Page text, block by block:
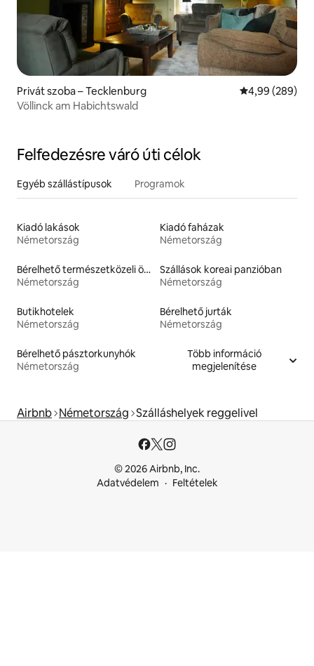
Privát szoba – Tecklenburg Átlagos
4,99 (289)
Völlinck am Habichtswald
Felfedezésre váró úti célok
Egyéb szállástípusok Programok
Kiadó lakások
Németország
Kiadó faházak
Németország
Bérelhető természetközeli ökoszállások
Németország
Szállások koreai panzióban
Németország
Butikhotelek
Németország
Bérelhető jurták
Németország
Bérelhető pásztorkunyhók
Németország
Több információ
megjelenítése
Airbnb Németország Szálláshelyek reggelivel
© 2026 Airbnb, Inc.
Adatvédelem
Feltételek